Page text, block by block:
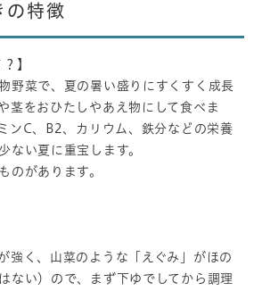
の特徴
】
野菜で、夏の暑い盛りにすくすく成長
茎をおひたしやあえ物にして食べま
ンC、B2、カリウム、鉄分などの栄養
ない夏に重宝します。
のがあります。​​
強く、山菜のような「えぐみ」がほの
ない）ので、まず下ゆでしてから調理